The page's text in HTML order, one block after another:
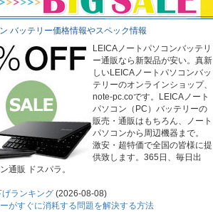
バッテリー価格情報やスペック情報
LEICAノートパソコンバッテリ
ー通販なら新製品が安い。真新
しいLEICAノートパソコンバッ
テリーのオンラインショップ、
note-pc.coです。LEICAノート
パソコン（PC）バッテリーの
販売・通販はもちろん、ノート
パソコンから周辺機器まで。
激安・超特価で全国の皆様に提
供致します。365日、毎日出
通販 ドスパラ。
ランキング (2026-08-08)
がすぐに消耗する問題を解決する方法